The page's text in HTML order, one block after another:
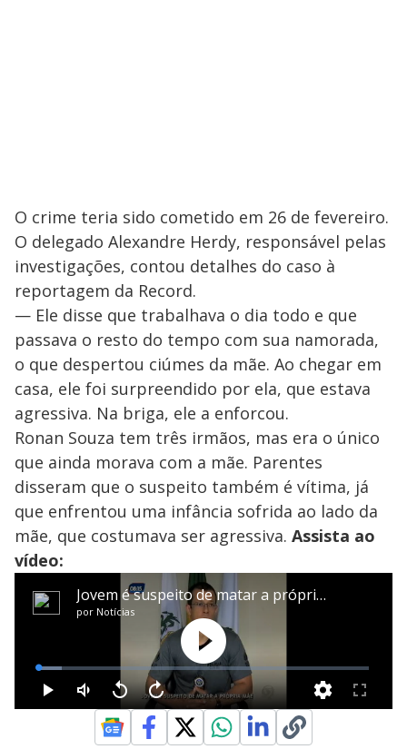
O crime teria sido cometido em 26 de fevereiro.
O delegado Alexandre Herdy, responsável pelas
investigações, contou detalhes do caso à
reportagem da Record.
— Ele disse que trabalhava o dia todo e que
passava o resto do tempo com sua namorada,
o que despertou ciúmes da mãe. Ao chegar em
casa, ele foi surpreendido por ela, que estava
agressiva. Na briga, ele a enforcou.
Ronan Souza tem três irmãos, mas era o único
que ainda morava com a mãe. Parentes
disseram que o suspeito também é vítima, já
que enfrentou uma infância sofrida ao lado da
mãe, que costumava ser agressiva. Assista ao
vídeo: